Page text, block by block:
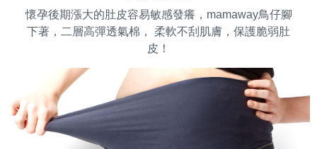
懷孕後期漲大的肚皮容易敏感發癢，mamaway鳥仔腳
下著，二層高彈透氣棉， 柔軟不刮肌膚，保護脆弱肚
皮！